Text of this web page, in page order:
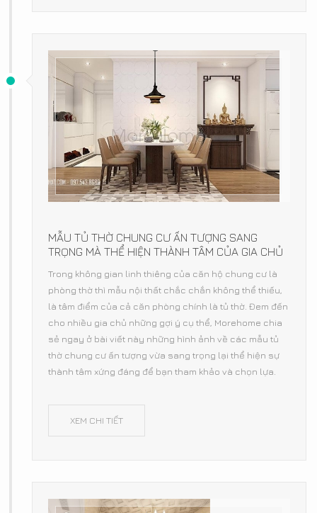
MẪU TỦ THỜ CHUNG CƯ ẤN TƯỢNG SANG
TRỌNG MÀ THỂ HIỆN THÀNH TÂM CỦA GIA CHỦ
Trong không gian linh thiêng của căn hộ chung cư là
phòng thờ thì mẫu nội thất chắc chắn không thể thiếu,
là tâm điểm của cả căn phòng chính là tủ thờ. Đem đến
cho nhiều gia chủ những gợi ý cụ thể, Morehome chia
sẻ ngay ở bài viết này những hình ảnh về các mẫu tủ
thờ chung cư ấn tượng vừa sang trọng lại thể hiện sự
thành tâm xứng đáng để bạn tham khảo và chọn lựa.
XEM CHI TIẾT